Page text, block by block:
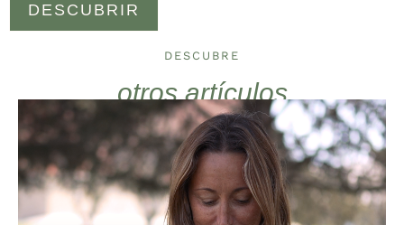
DESCUBRIR
DESCUBRE
otros artículos